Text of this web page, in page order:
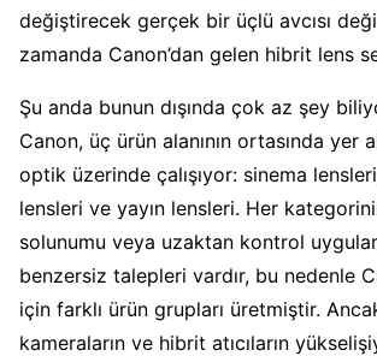
değiştirecek gerçek bir üçlü avcısı
zamanda Canon’dan gelen hibrit lens
Şu anda bunun dışında çok az şey
Canon, üç ürün alanının ortasında yer
optik üzerinde çalışıyor: sinema
lensleri ve yayın lensleri. Her
solunumu veya uzaktan kontrol
benzersiz talepleri vardır, bu nedenle
için farklı ürün grupları üretmiştir.
kameraların ve hibrit atıcıların